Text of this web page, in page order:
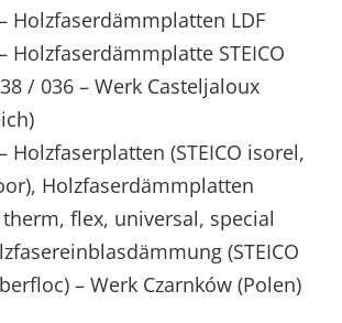
– Holzfaserdämmplatten LDF
Holzfaserdämmplatte STEICO
/ 036 – Werk Casteljaloux
Holzfaserplatten (STEICO isorel,
Holzfaserdämmplatten
therm, flex, universal, special
(STEICO
– Werk Czarnków (Polen)